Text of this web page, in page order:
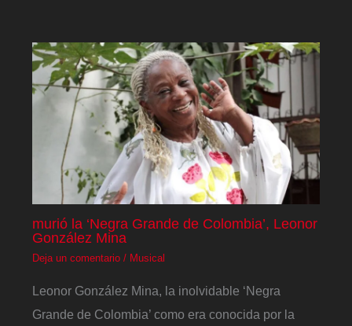
murió la ‘Negra Grande de Colombia’, Leonor
González Mina
Deja un comentario / Musical
Leonor González Mina, la inolvidable ‘Negra
Grande de Colombia’ como era conocida por la